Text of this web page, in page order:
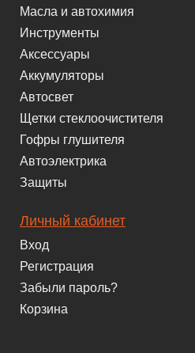
Масла и автохимия
Инструменты
Аксессуары
Аккумуляторы
Автосвет
Щетки стеклоочистителя
Гофры глушителя
Автоэлектрика
Защиты
Личный кабинет
Вход
Регистрация
Забыли пароль?
Корзина